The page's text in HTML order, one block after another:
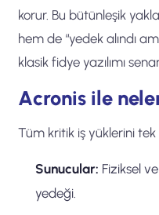
korur. Bu bütünleşik
hem de “yedek alındı
klasik fidye yazılımı
Acronis ile
Tüm kritik iş yüklerini
Sunucular: Fiziksel
yedeği.